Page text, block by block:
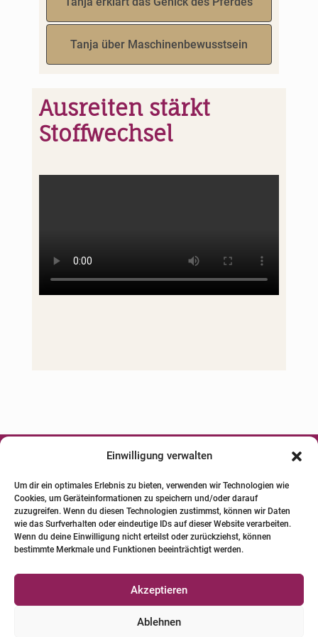
Einwilligung verwalten
Um dir ein optimales Erlebnis zu bieten, verwenden wir Technologien wie
Cookies, um Geräteinformationen zu speichern und/oder darauf
zuzugreifen. Wenn du diesen Technologien zustimmst, können wir Daten
wie das Surfverhalten oder eindeutige IDs auf dieser Website verarbeiten.
Wenn du deine Einwilligung nicht erteilst oder zurückziehst, können
bestimmte Merkmale und Funktionen beeinträchtigt werden.
Akzeptieren
Ablehnen
Tanja über Maschinenbewusstsein
Ausreiten stärkt
Stoffwechsel

© 2024 INSTITUT FÜR PFERDE-
PHYSIOTHERAPIE GBR. Alle Bilder und Texte
unterliegen dem Urheberrecht.
Versicherungen für Pferde-Physio-Therapeuten